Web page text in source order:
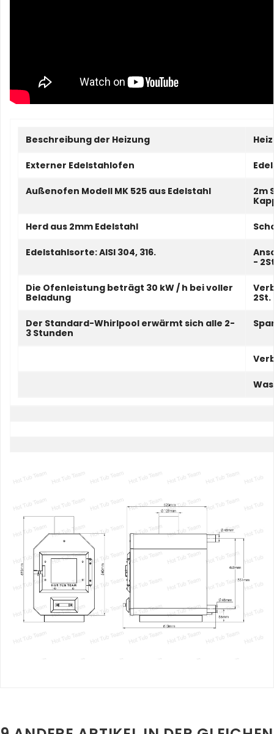
Beschreibung der Heizung
Externer Edelstahlofen
Außenofen Modell MK 525 aus Edelstahl
2m
Herd aus 2mm Edelstahl
Edelstahlsorte: AISI 304, 316.
-
Die Ofenleistung beträgt 30 kW / h bei voller
Beladung
2St.
Der Standard-Whirlpool erwärmt sich alle 2-
3 Stunden